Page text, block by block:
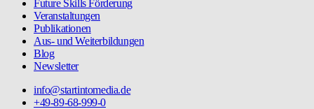
Future Skills Förderung
Veranstaltungen
Publikationen
Aus- und Weiterbildungen
Blog
Newsletter
info@startintomedia.de
+49-89-68-999-0